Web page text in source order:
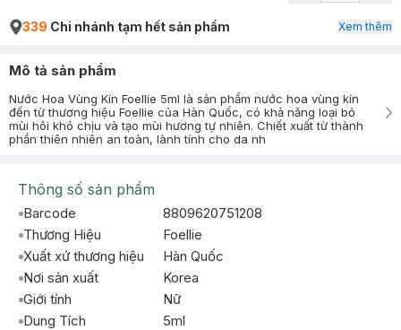
339 Chi nhánh tạm hết sản phẩm Xem thêm
Mô tả sản phẩm
Nước Hoa Vùng Kín Foellie 5ml là sản phẩm nước hoa vùng kín
đến từ thương hiệu Foellie của Hàn Quốc, có khả năng loại bỏ
mùi hôi khó chịu và tạo mùi hương tự nhiên. Chiết xuất từ thành
phần thiên nhiên an toàn, lành tính cho da nh
Thông số sản phẩm
Barcode
8809620751208
Thương Hiệu
Foellie
Xuất xứ thương hiệu
Hàn Quốc
Nơi sản xuất
Korea
Giới tính
Nữ
Dung Tích
5ml